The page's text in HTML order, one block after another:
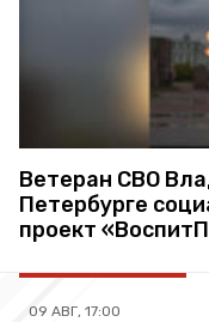
Ветеран СВО
Петербурге
проект
09 АВГ, 17:00